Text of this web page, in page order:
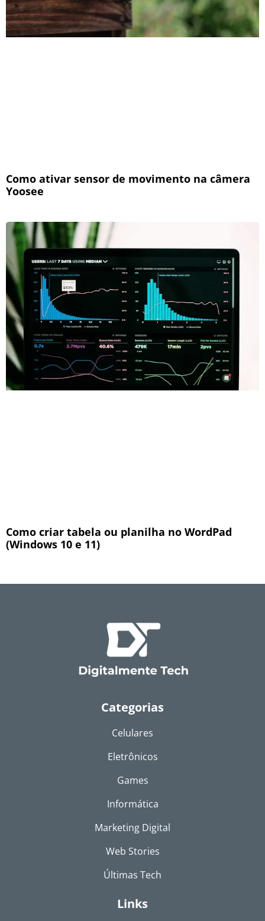
Como ativar sensor de movimento na câmera
Yoosee
Como criar tabela ou planilha no WordPad
(Windows 10 e 11)
Categorias
Celulares
Eletrônicos
Games
Informática
Marketing Digital
Web Stories
Últimas Tech
Links